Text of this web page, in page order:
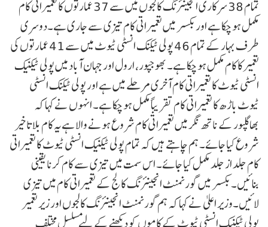
تمام 38 سرکاری انجینئرنگ کالجوں میں سے 37 عمارتوں کا تعمیراتی کام
مکمل ہو چکا ہے اور بکسر میں تعمیراتی کام تیزی سے جاری ہے۔دوسری
طرف بہار کے تمام 46 پولی ٹیکنک انسٹی ٹیوٹ میں سے 41 عمارتوں کی
تعمیر کا کام مکمل ہو چکا ہے۔ بھوجپور، ارول اور جہان آباد میں پولی ٹیکنیک
انسٹی ٹیوٹ کا تعمیراتی کام آخری مرحلے میں ہے اور پولی ٹیکنک انسٹی
ٹیوٹ باڑھ کا تعمیراتی کام تقریباً مکمل ہو چکا ہے۔ انہوں نے کہا کہ
بھاگلپور کے ناتھ نگر میں تعمیراتی کام شروع ہونے والا ہےیہ کام بلا تاخیر
شروع کیا جائے۔ ہم چاہتے ہیں کہ تمام پولی ٹیکنیک انسٹی ٹیوٹ کا تعمیراتی
کام جلد از جلد مکمل کیا جائے۔ اس سمت میں تیزی سے کام کرنا یقینی
بنائیں۔ بکسر میں گورنمنٹ انجینئرنگ کالج کے تعمیراتی کام میں تیزی
لائیں۔وزیر اعلیٰ نے کہا کہ ہم گورنمنٹ انجینئرنگ کالجوں اور زیر تعمیر